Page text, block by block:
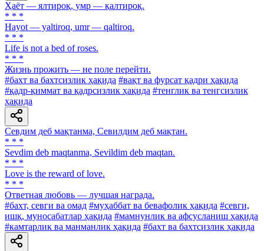
Ҳаёт — ялтироқ, умр — қалтироқ.
* * *
Hayot — yaltiroq, umr — qaltiroq.
* * *
Life is not a bed of roses.
* * *
Жизнь прожить — не поле перейти.
#бахт ва бахтсизлик ҳақида #вақт ва фурсат қадри ҳақида
#қадр-қиммат ва қадрсизлик ҳақида #тенглик ва тенгсизлик
ҳақида
Севдим деб мақтанма, Севилдим деб мақтан.
* * *
Sevdim deb maqtanma, Sevildim deb maqtan.
* * *
Love is the reward of love.
* * *
Ответная любовь — лучшая награда.
#бахт, севги ва омад #муҳаббат ва бевафолик ҳақида #севги,
ишқ, муносабатлар ҳақида #мамнунлик ва афсусланиш ҳақида
#камтарлик ва манманлик ҳақида #бахт ва бахтсизлик ҳақида